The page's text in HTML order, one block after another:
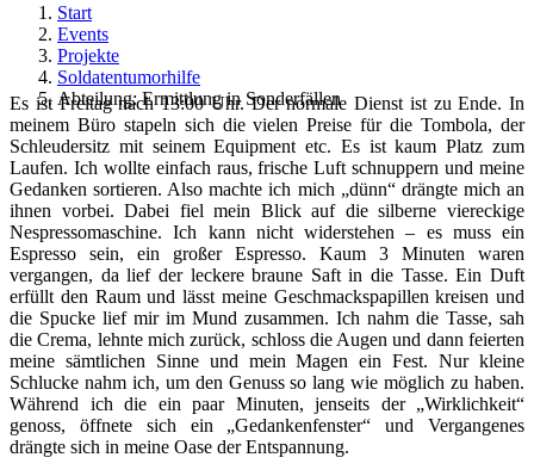
Start
Events
Projekte
Soldatentumorhilfe
Abteilung: Ermittlung in Sonderfällen
Es ist Freitag nach 13:00 Uhr. Der normale Dienst ist zu Ende. In
meinem Büro stapeln sich die vielen Preise für die Tombola, der
Schleudersitz mit seinem Equipment etc. Es ist kaum Platz zum
Laufen. Ich wollte einfach raus, frische Luft schnuppern und meine
Gedanken sortieren. Also machte ich mich „dünn“ drängte mich an
ihnen vorbei. Dabei fiel mein Blick auf die silberne viereckige
Nespressomaschine. Ich kann nicht widerstehen – es muss ein
Espresso sein, ein großer Espresso. Kaum 3 Minuten waren
vergangen, da lief der leckere braune Saft in die Tasse. Ein Duft
erfüllt den Raum und lässt meine Geschmackspapillen kreisen und
die Spucke lief mir im Mund zusammen. Ich nahm die Tasse, sah
die Crema, lehnte mich zurück, schloss die Augen und dann feierten
meine sämtlichen Sinne und mein Magen ein Fest. Nur kleine
Schlucke nahm ich, um den Genuss so lang wie möglich zu haben.
Während ich die ein paar Minuten, jenseits der „Wirklichkeit“
genoss, öffnete sich ein „Gedankenfenster“ und Vergangenes
drängte sich in meine Oase der Entspannung.